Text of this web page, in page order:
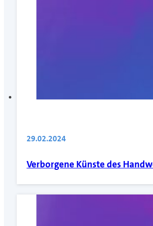
29.02.2024
Verborgene Künste des